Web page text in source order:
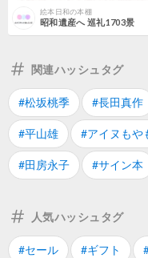
絵本日和の本棚
昭和遺産へ 巡礼1703景
関連ハッシュタグ
#松坂桃季 #長田真作
#平山雄 #アイヌもや
#田房永子 #サイン本
人気ハッシュタグ
#セール #ギフト